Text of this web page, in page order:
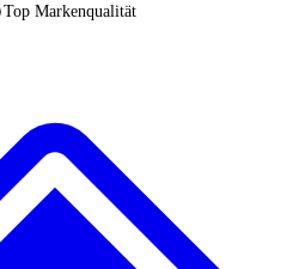
Top Markenqualität